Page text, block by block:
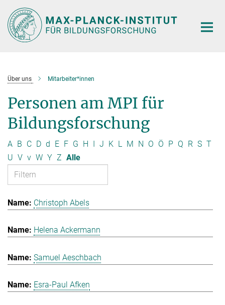
Hauptinhalt
Über uns Mitarbeiter*innen
Personen am MPI für
Bildungsforschung
A B C D d E F G H I J K L M N O Ö P Q R S T
U V v W Y Z Alle
Christoph Abels
Helena Ackermann
Samuel Aeschbach
Esra-Paul Afken